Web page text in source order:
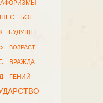
БОГ
БУДУЩЕЕ
ВОЗРАСТ
ВРАЖДА
ГЕНИЙ